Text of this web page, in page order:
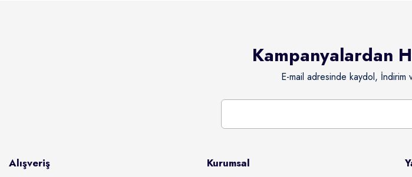
Kampanyalardan
E-mail adresinde kaydol, İndirim
Alışveriş Kurumsal